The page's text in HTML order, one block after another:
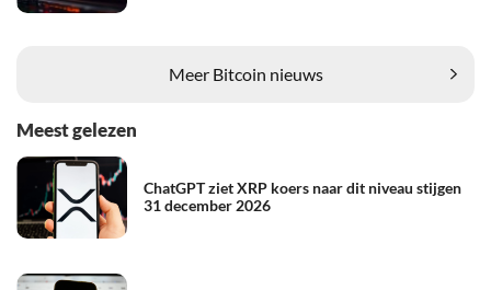
Meer Bitcoin nieuws
Meest gelezen
ChatGPT ziet XRP koers naar dit niveau stijgen
31 december 2026